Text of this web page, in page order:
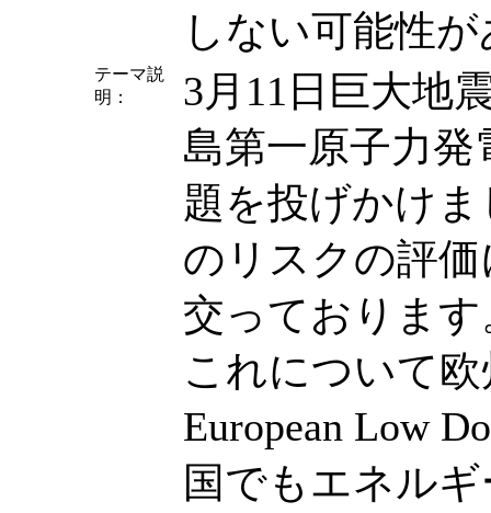
しない可能性
テーマ説
明：
3月11日巨大地
島第一原子力
題を投げかけ
のリスクの評
交っております
これについて
European Low
国でもエネル